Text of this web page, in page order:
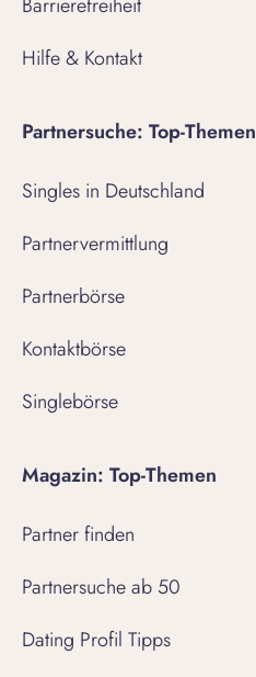
Barrierefreiheit
Hilfe & Kontakt
Partnersuche: Top-Themen
Singles in Deutschland
Partnervermittlung
Partnerbörse
Kontaktbörse
Singlebörse
Magazin: Top-Themen
Partner finden
Partnersuche ab 50
Dating Profil Tipps